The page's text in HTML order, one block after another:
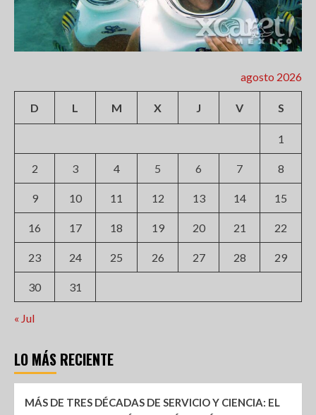
agosto 2026
D L M X J V S
1
2 3 4 5 6 7 8
9 10 11 12 13 14 15
16 17 18 19 20 21 22
23 24 25 26 27 28 29
30 31
« Jul
LO MÁS RECIENTE
MÁS DE TRES DÉCADAS DE SERVICIO Y CIENCIA: EL